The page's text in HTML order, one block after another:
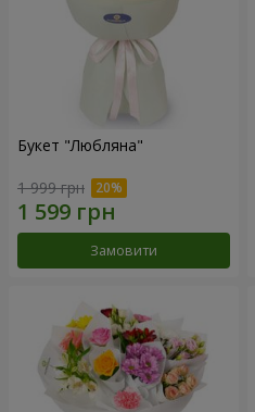
Букет "Любляна"
1 999 грн
Замовити